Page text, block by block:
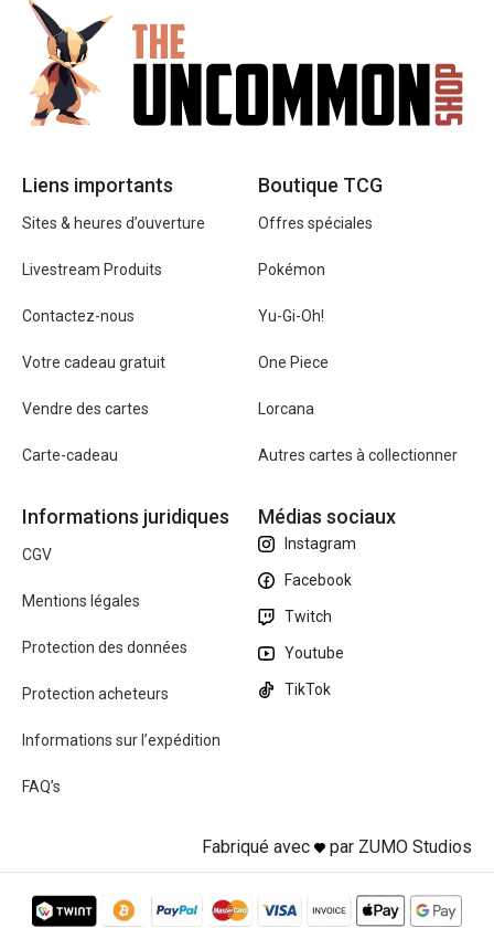
Liens importants
Sites & heures d’ouverture
Livestream Produits
Contactez-nous
Votre cadeau gratuit
Vendre des cartes
Carte-cadeau
Boutique TCG
Offres spéciales
Pokémon
Yu-Gi-Oh!
One Piece
Lorcana
Autres cartes à collectionner
Informations juridiques
CGV
Mentions légales
Protection des données
Protection acheteurs
Informations sur l’expédition
FAQ’s
Médias sociaux
Instagram
Facebook
Twitch
Youtube
TikTok
Fabriqué avec par ZUMO Studios